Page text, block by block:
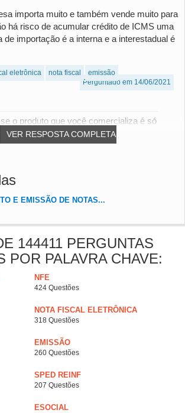
importa muito e também vende muito para
há risco de acumular crédito de ICMS uma
de importação é a interna e a interestadual é
eletrônica nota fiscal
emissão
Perguntado em 14/06/2021
VER RESPOSTA COMPLETA
o produto que você comercializa é só
alíquota é de 4%, não ve...
E EMISSÃO DE NOTAS...
144411 PERGUNTAS
POR PALAVRA CHAVE:
NFE
424 Questões
NOTA FISCAL ELETRÔNICA
318 Questões
EMISSÃO
260 Questões
SPED REINF
207 Questões
ESOCIAL